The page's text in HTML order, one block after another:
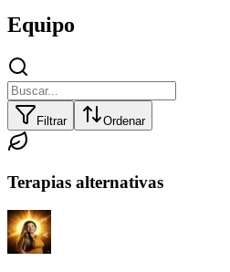
Equipo
Filtrar Ordenar
Terapias alternativas